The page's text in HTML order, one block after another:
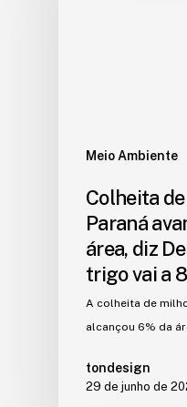
Meio Ambiente
Colheita
Paraná
área, diz
trigo vai a
A colheita de
alcançou 6% da
tondesign
29 de junho de